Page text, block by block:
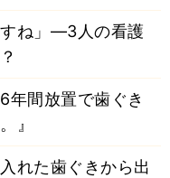
すね」―3人の看護
年間放置で歯ぐき
』
れた歯ぐきから出